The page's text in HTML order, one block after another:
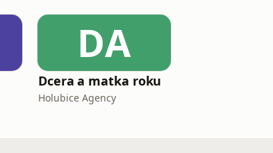
DA
Dcera a matka roku
Holubice Agency